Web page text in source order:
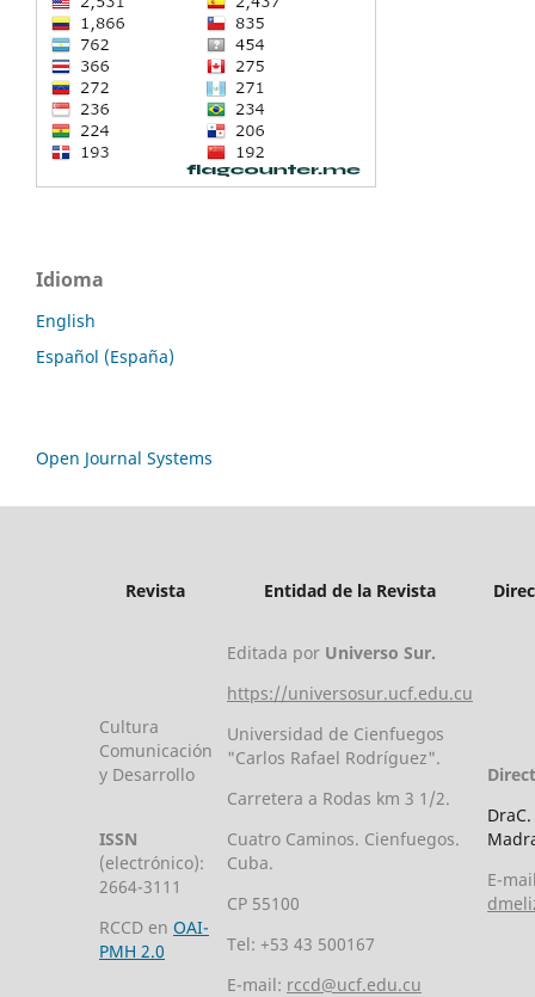
Idioma
English
Español (España)
Open Journal Systems
Revista Entidad de la Revista
Cultura
Comunicación
y Desarrollo
ISSN
(electrónico):
2664-3111
RCCD en OAI-
PMH 2.0
Editada por Universo Sur.
https://universosur.ucf.edu.cu
Universidad de Cienfuegos
"Carlos Rafael Rodríguez".
Carretera a Rodas km 3 1/2.
Cuatro Caminos. Cienfuegos.
Cuba.
CP 55100
Tel: +53 43 500167
E-mail: rccd@ucf.edu.cu
E-